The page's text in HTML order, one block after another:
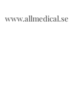
www.allmedical.se